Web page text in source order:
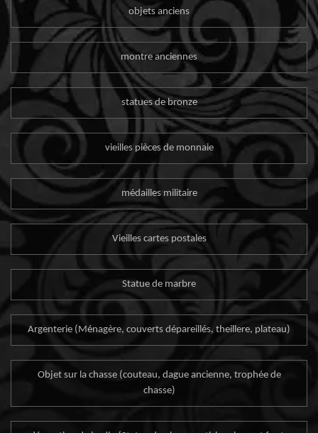
objets anciens
montre anciennes
statues de bronze
vieilles pièces de monnaie
médailles militaire
Vieilles cartes postales
Statue de marbre
Argenterie (Ménagère, couverts dépareillés, theillere, plateau)
Objet sur la chasse (couteau, dague ancienne, trophée de
chasse)